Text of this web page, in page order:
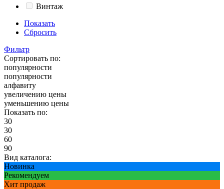
Винтаж
Показать
Сбросить
Фильтр
Сортировать по:
популярности
популярности
алфавиту
увеличению цены
уменьшению цены
Показать по:
30
30
60
90
Вид каталога:
Новинка
Рекомендуем
Хит продаж